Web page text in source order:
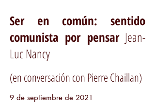
Ser en común: sentido
comunista por pensarJean-
Luc Nancy
(en conversación conPierre Chaillan)
9 de septiembre de 2021